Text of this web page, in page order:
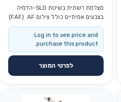
מצלמת רשתית בשיטת SLO-הדמיה
בצבעים אמיתיים כולל צילום FAF) AF)
ללא צורך בהרחבת אישונים בדיקה
למוזאיקה עד 150 מעלות הפעלה
בעזרת טאבלט מצב עבודה אוטומטי או
ידני
לפרטי המוצר
Log in to see price and
purchase this product.